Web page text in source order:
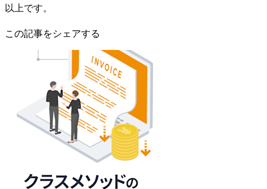
以上です。
この記事をシェアする